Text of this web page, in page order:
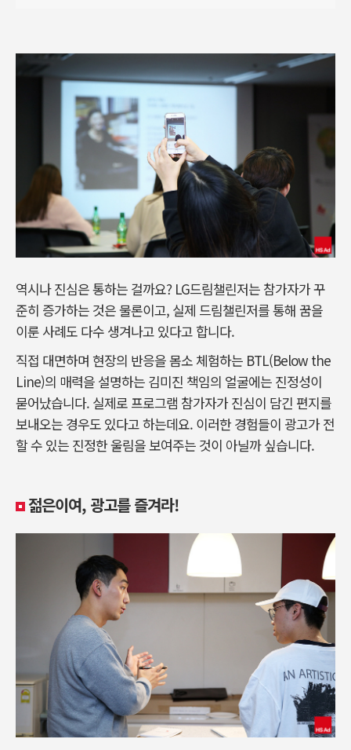
역시나 진심은 통하는 걸까요? LG드림챌린저는 참가자가 꾸
준히 증가하는 것은 물론이고, 실제 드림챌린저를 통해 꿈을
이룬 사례도 다수 생겨나고 있다고 합니다.
직접 대면하며 현장의 반응을 몸소 체험하는 BTL(Below the
Line)의 매력을 설명하는 김미진 책임의 얼굴에는 진정성이
묻어났습니다. 실제로 프로그램 참가자가 진심이 담긴 편지를
보내오는 경우도 있다고 하는데요. 이러한 경험들이 광고가 전
할 수 있는 진정한 울림을 보여주는 것이 아닐까 싶습니다.
젊은이여, 광고를 즐겨라!